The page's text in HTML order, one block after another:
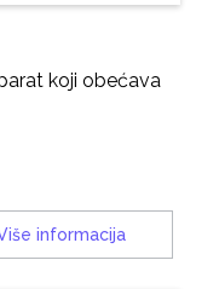
koji obećava
informacija